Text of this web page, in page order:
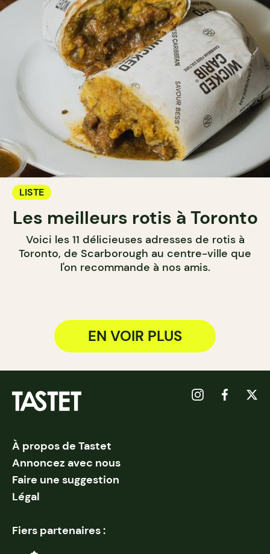
LISTE
Les meilleurs rotis à Toronto
Voici les 11 délicieuses adresses de rotis à
Toronto, de Scarborough au centre-ville que
l'on recommande à nos amis.
EN VOIR PLUS
À propos de Tastet
Annoncez avec nous
Faire une suggestion
Légal
Fiers partenaires :